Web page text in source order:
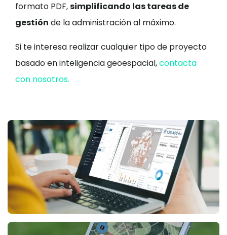
formato PDF,simplificando las tareas de
gestión de la administración al máximo.
Si te interesa realizar cualquier tipo de proyecto
basado en inteligencia geoespacial,contacta
con nosotros.